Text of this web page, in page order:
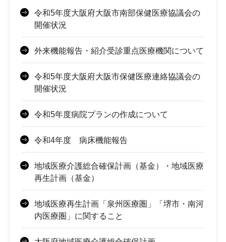
令和5年度大阪府大阪市南部保健医療協議会の
開催状況
外来機能報告・紹介受診重点医療機関について
令和5年度大阪府大阪市保健医療連絡協議会の
開催状況
令和5年度病院プランの作成について
令和4年度 病床機能報告
地域医療介護総合確保計画（基金）・地域医療
再生計画（基金）
地域医療再生計画「泉州医療圏」「堺市・南河
内医療圏」に関すること